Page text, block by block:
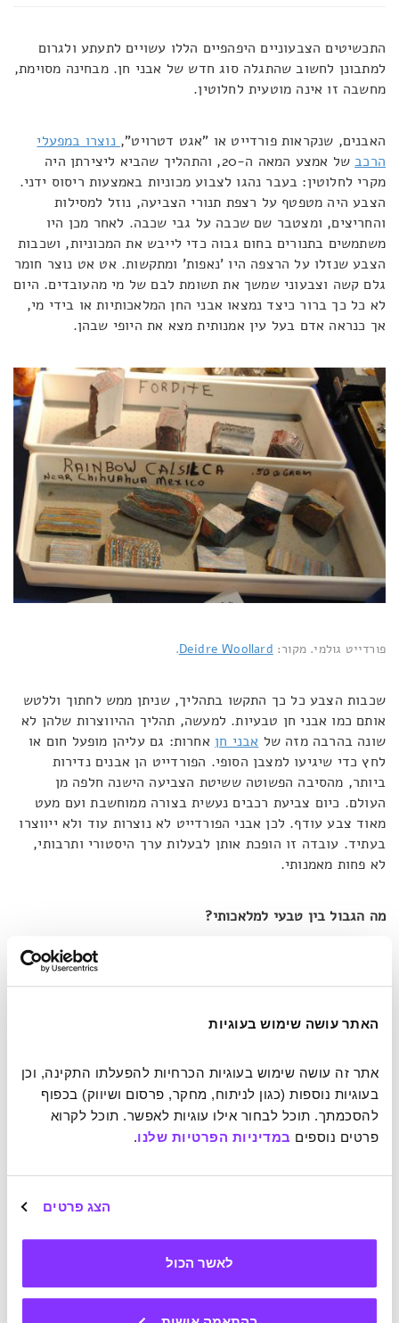
האתר עושה שימוש בעוגיות
פרטים נוספים במדיניות הפרטיות שלנו.
הצג פרטים
לאשר הכול
התכשיטים הצבעוניים היפהפיים הללו עשויים לתעתע ולגרום
למתבונן לחשוב שהתגלה סוג חדש של אבני חן. מבחינה מסוימת,
מחשבה זו אינה מוטעית לחלוטין.
האבנים, שנקראות פורדייט או "אגט דטרויט", נוצרו במפעלי
הרכב
של אמצע המאה ה-20, והתהליך שהביא ליצירתן היה
מקרי לחלוטין: בעבר נהגו לצבוע מכוניות באמצעות ריסוס ידני.
הצבע היה מטפטף על רצפת תנורי הצביעה, נוזל למסילות
והחריצים, ומצטבר שם שכבה על גבי שכבה. לאחר מכן היו
משתמשים בתנורים בחום גבוה כדי לייבש את המכוניות, ושכבות
הצבע שנזלו על הרצפה היו 'נאפות' ומתקשות. אט אט נוצר חומר
גלם קשה וצבעוני שמשך את תשומת לבם של מי מהעובדים. היום
לא כל כך ברור כיצד נמצאו אבני החן המלאכותיות או בידי מי,
אך כנראה אדם בעל עין אמנותית מצא את היופי שבהן.
פורדייט גולמי. מקור: Deidre Woollard
.
שכבות הצבע כל כך התקשו בתהליך, שניתן ממש לחתוך וללטש
אותם כמו אבני חן טבעיות. למעשה, תהליך ההיווצרות שלהן לא
שונה בהרבה מזה של אבני חן אחרות: גם עליהן מופעל חום או
לחץ כדי שיגיעו למצבן הסופי. הפורדייט הן אבנים נדירות
ביותר, מהסיבה הפשוטה ששיטת הצביעה הישנה חלפה מן
העולם. כיום צביעת רכבים נעשית בצורה ממוחשבת ועם מעט
מאוד צבע עודף. לכן אבני הפורדייט לא נוצרות עוד ולא ייווצרו
בעתיד. עובדה זו הופכת אותן לבעלות ערך היסטורי ותרבותי,
לא פחות מאמנותי.
מה הגבול בין טבעי למלאכותי?
סקירה של הצבעים הבוהקים בשכבות הססגוניות של האבנים
(והתכשיטים המיוצרים מהן) חושפת את ההיסטוריה התרבותית
אפילו להעיד על מוצא האבן. שכבות מטאליות מאפיינות את
בסיס המאפיין את דטרויט, משם מגיעות רוב האבנים. דוגמה
נוספת ניתן לראות באבנים בעלות גוונים בהירים ועזים, כמו
כתום, תכלת וצהוב, אשר מעידים כי הן שייכות למפעלי רכב
באוהיו שצבעו את הוואנים של שנות ה-70 העליזות.